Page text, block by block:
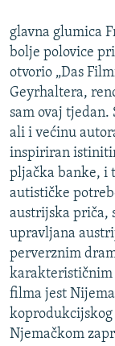
glavna glumica
bolje polovice
otvorio „Das
Geyrhaltera,
sam ovaj
ali i većinu
inspiriran
pljačka banke, i
autističke
austrijska priča,
upravljana
perverznim
karakterističnim
filma jest
Njemačkom